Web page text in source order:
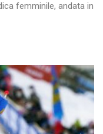
femminile, andata in